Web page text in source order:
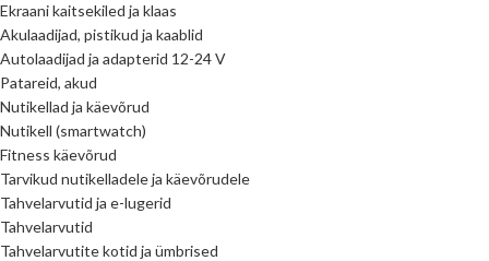
Ekraani kaitsekiled ja klaas
Akulaadijad, pistikud ja kaablid
Autolaadijad ja adapterid 12-24 V
Patareid, akud
Nutikellad ja käevõrud
Nutikell (smartwatch)
Fitness käevõrud
Tarvikud nutikelladele ja käevõrudele
Tahvelarvutid ja e-lugerid
Tahvelarvutid
Tahvelarvutite kotid ja ümbrised